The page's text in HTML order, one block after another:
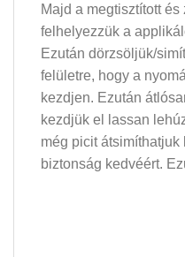
Majd a megtisztított
felhelyezzük a
Ezután dörzsöljük/
felületre, hogy a
kezdjen. Ezután
kezdjük el lassan
még picit átsimíthatjuk
biztonság kedvéért.